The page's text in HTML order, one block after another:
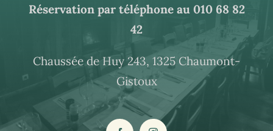
Réservation par téléphone au 010 68 82
42
Chaussée de Huy 243, 1325 Chaumont-
Gistoux